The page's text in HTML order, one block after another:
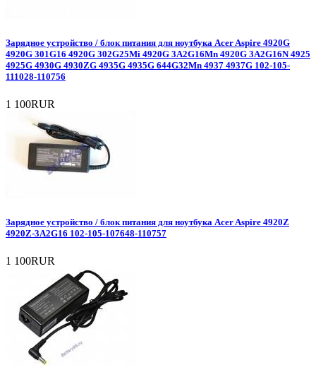
Зарядное уcтройство / блок питания для ноутбука Acer Aspire 4920G
4920G 301G16 4920G 302G25Mi 4920G 3A2G16Mn 4920G 3A2G16N 4925
4925G 4930G 4930ZG 4935G 4935G 644G32Mn 4937 4937G 102-105-
111028-110756
1 100RUR
Зарядное уcтройство / блок питания для ноутбука Acer Aspire 4920Z
4920Z-3A2G16 102-105-107648-110757
1 100RUR